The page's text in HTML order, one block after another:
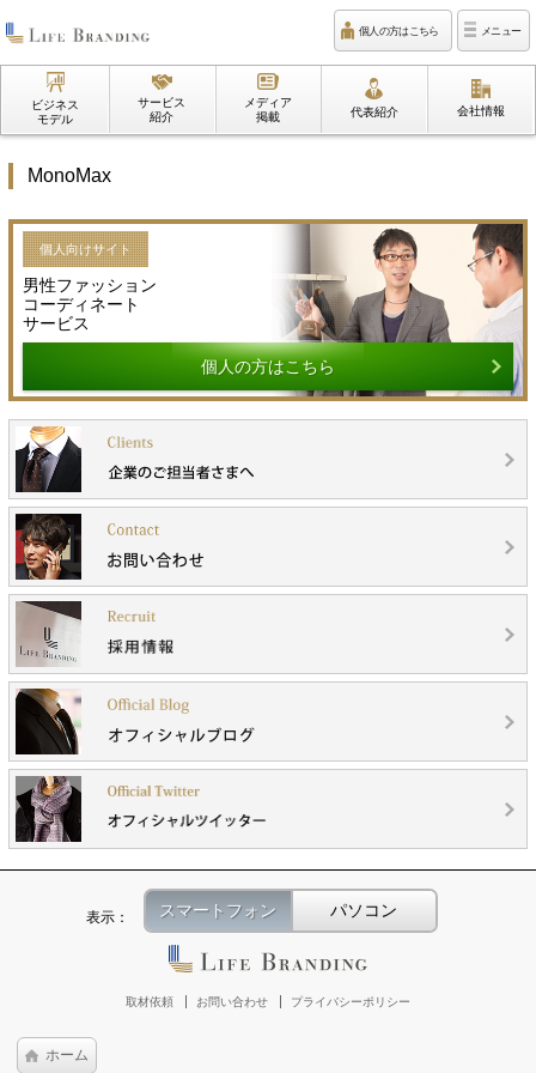
個人の方はこちら メニュー
ビジネス
モデル
サービス
紹介
メディア
掲載
代表紹介 会社情報
MonoMax
個人向けサイト
男性ファッション
コーディネート
サービス
個人の方はこちら
表示： スマートフォン パソコン
取材依頼 お問い合わせ プライバシーポリシー
ホーム